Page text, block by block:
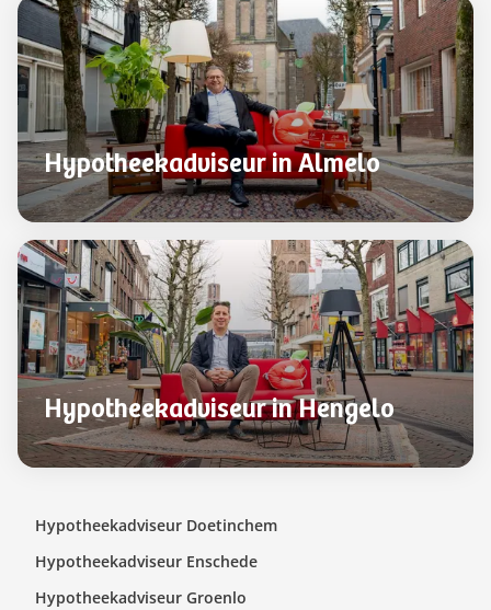
Hypotheekadviseur in Almelo
Hypotheekadviseur in Hengelo
Hypotheekadviseur Doetinchem
Hypotheekadviseur Enschede
Hypotheekadviseur Groenlo